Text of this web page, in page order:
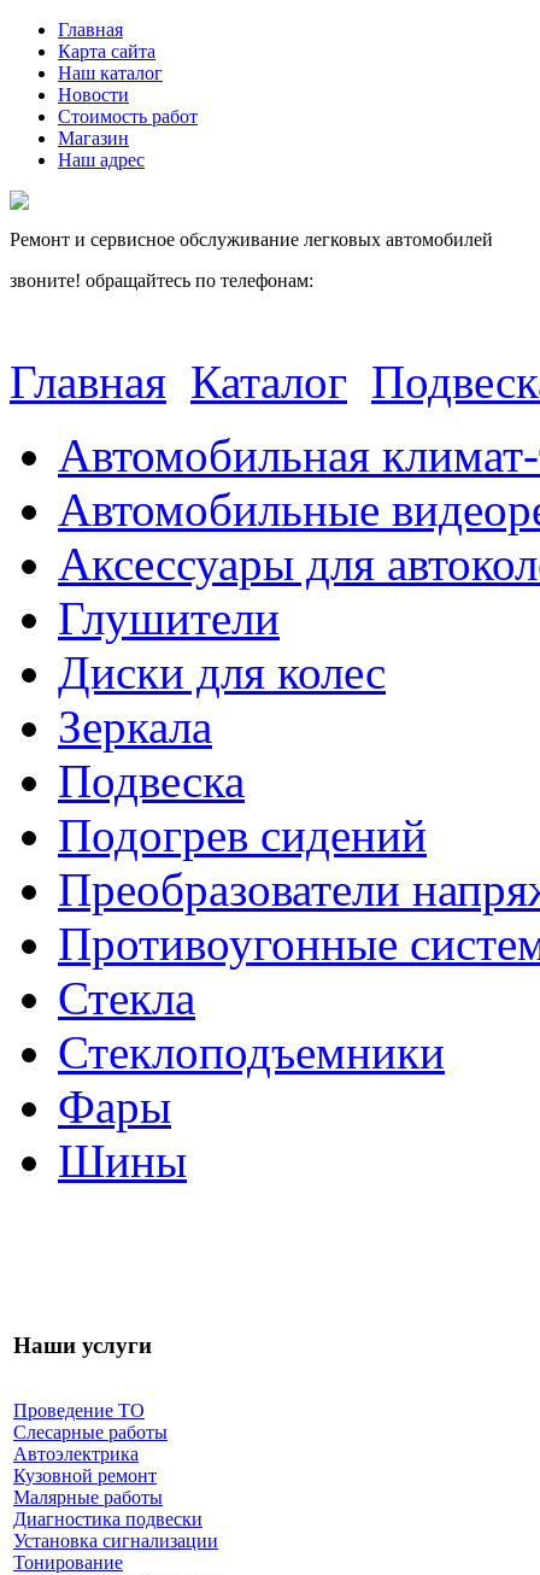
Главная
Карта сайта
Наш каталог
Новости
Стоимость работ
Магазин
Наш адрес
Ремонт и сервисное обслуживание легковых автомобилей
звоните! обращайтесь по телефонам:
Главная Каталог
Автомобильная
Автомобильные
Аксессуары для
Глушители
Диски для колес
Зеркала
Подвеска
Подогрев сидений
Преобразователи
Противоугонные
Стекла
Стеклоподъемники
Фары
Шины
Наши услуги
Проведение ТО
Слесарные работы
Автоэлектрика
Кузовной ремонт
Малярные работы
Диагностика подвески
Установка сигнализации
Тонирование